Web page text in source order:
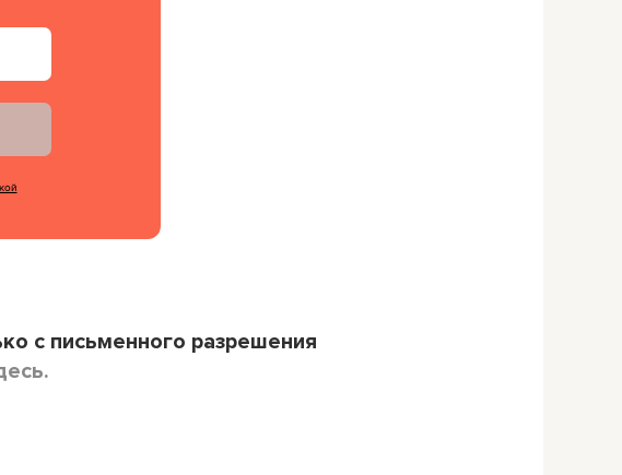
с письменного разрешения